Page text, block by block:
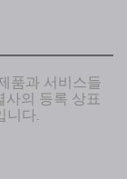
품과 서비스들
사의 등록 상표
니다.